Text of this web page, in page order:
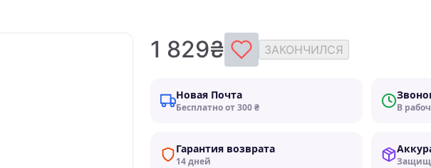
1 829₴ ЗАКОНЧИЛСЯ
Новая Почта
Бесплатно от 300 ₴ В
Гарантия возврата
14 дней